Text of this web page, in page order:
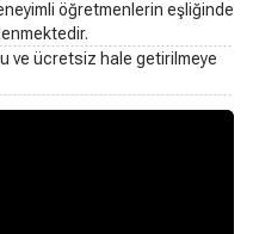
öğretmenlerin eşliğinde
ve ücretsiz hale getirilmeye